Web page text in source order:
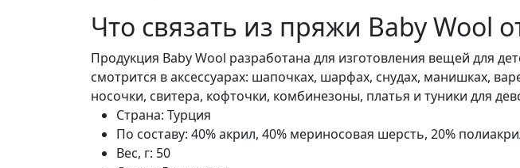
Что связать из пряжи Baby Wool
Продукция Baby Wool разработана для изготовления вещей для
смотрится в аксессуарах: шапочках, шарфах, снудах, манишках,
носочки, свитера, кофточки, комбинезоны, платья и туники для
Страна: Турция
По составу: 40% акрил, 40% мериносовая шерсть, 20%
Вес, г: 50